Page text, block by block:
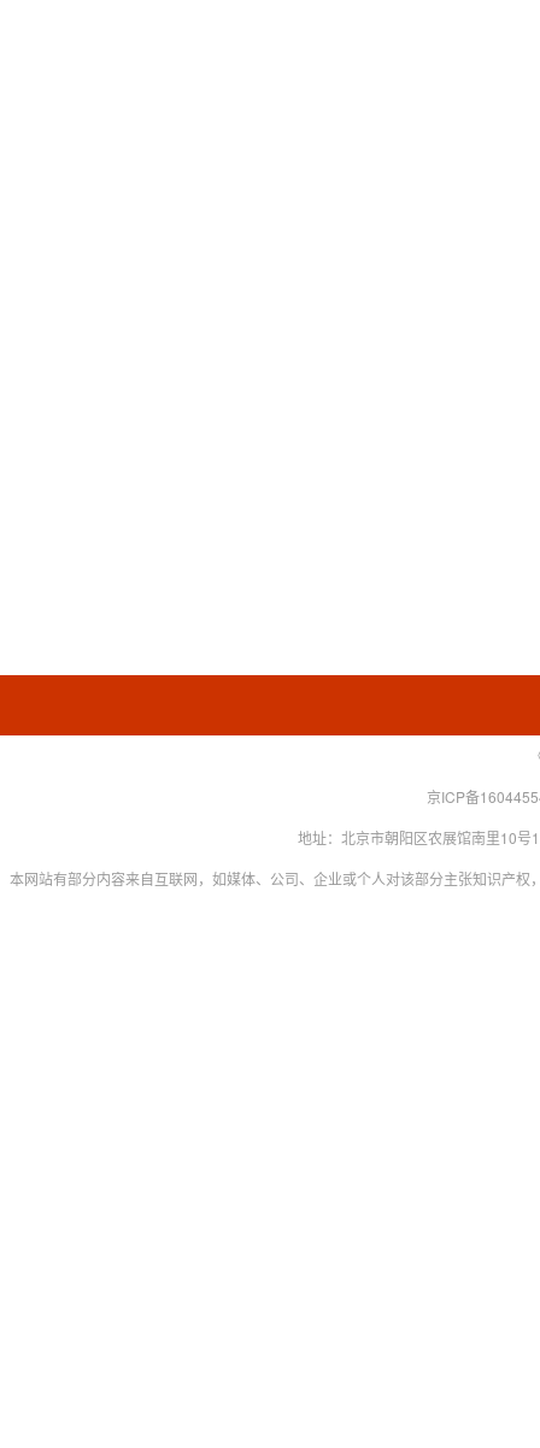
京ICP备
地址：北京市朝阳区农展馆南里10
本网站有部分内容来自互联网，如媒体、公司、企业或个人对该部分主张知识产